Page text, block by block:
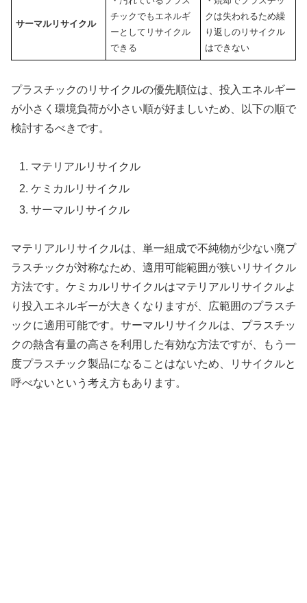
サーマルリサイクル
チックでもエネルギ
ーとしてリサイクル
できる
クは失われるため繰
り返しのリサイクル
はできない
プラスチックのリサイクルの優先順位は、投入エネルギー
が小さく環境負荷が小さい順が好ましいため、以下の順で
検討するべきです。
マテリアルリサイクル
ケミカルリサイクル
サーマルリサイクル
マテリアルリサイクルは、単一組成で不純物が少ない廃プ
ラスチックが対称なため、適用可能範囲が狭いリサイクル
方法です。ケミカルリサイクルはマテリアルリサイクルよ
り投入エネルギーが大きくなりますが、広範囲のプラスチ
ックに適用可能です。サーマルリサイクルは、プラスチッ
クの熱含有量の高さを利用した有効な方法ですが、もう一
度プラスチック製品になることはないため、リサイクルと
呼べないという考え方もあります。